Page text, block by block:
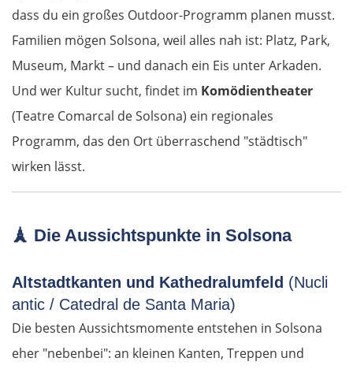
dass du ein großes Outdoor-Programm planen musst.
Familien mögen Solsona, weil alles nah ist: Platz, Park,
Museum, Markt – und danach ein Eis unter Arkaden.
Und wer Kultur sucht, findet im Komödientheater
(Teatre Comarcal de Solsona) ein regionales
Programm, das den Ort überraschend "städtisch"
wirken lässt.
🗼 Die Aussichtspunkte in Solsona
Altstadtkanten und Kathedralumfeld (Nucli
antic / Catedral de Santa Maria)
Die besten Aussichtsmomente entstehen in Solsona
eher "nebenbei": an kleinen Kanten, Treppen und
Bratislava
Trnava
Nitra
Nové Zámky
Esztergom
Jászberény
Tiszafüred